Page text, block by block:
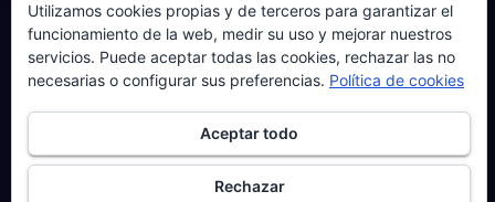
© Copyright 2024. Todos los derechos reservados.
Web gestionada por Producciones Audiovisuales El
Guaje Visuals.
Sobre ‘Ḷḷena a esgaya’ Publicidad
Contacto
Política de privacidad
Política de cookies
Más información sobre las cookies
Utilizamos cookies propias y de terceros para garantizar el
funcionamiento de la web, medir su uso y mejorar nuestros
servicios. Puede aceptar todas las cookies, rechazar las no
necesarias o configurar sus preferencias. Política de cookies
Aceptar todo
Rechazar